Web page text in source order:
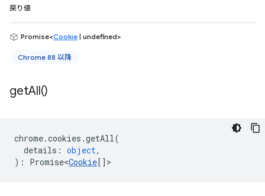
戻り値
Promise<Cookie | undefined>
Chrome 88 以降
getAll()
chrome.cookies .getAll(
details : object,
) : Promise<Cookie[] >